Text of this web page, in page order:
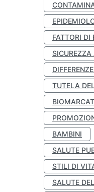
FATTORI DI
SICUREZZA
TUTELA
BAMBINI
SALUTE
STILI DI
SALUTE